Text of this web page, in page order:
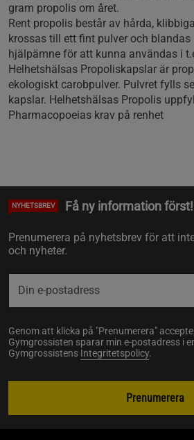
gram propolis om året.
Rent propolis består av hårda,
krossas till ett fint pulver och
hjälpämne för att kunna användas i
Helhetshälsas Propoliskapslar är
ekologiskt carobpulver. Pulvret fylls
kapslar. Helhetshälsas Propolis
Pharmacopoeias krav på renhet
NYHETSBREV Få ny information först!
Prenumerera på nyhetsbrev för att
och nyheter.
Genom att klicka på "Prenumerera"
Gymgrossisten sparar min e-postadress i
Gymgrossistens Integritetspolicy.
Prenumerera